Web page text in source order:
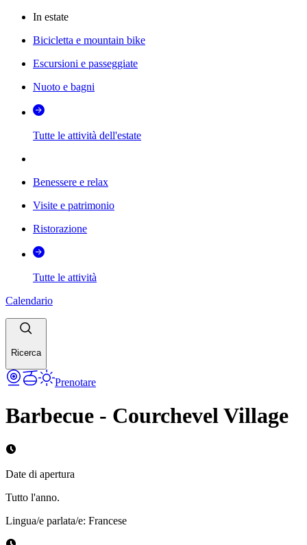
In estate
Bicicletta e mountain bike
Escursioni e passeggiate
Nuoto e bagni
Tutte le attività dell'estate
Benessere e relax
Visite e patrimonio
Ristorazione
Tutte le attività
Calendario
Ricerca
Prenotare
Barbecue - Courchevel Village
Date di apertura
Tutto l'anno.
Lingua/e parlata/e: Francese